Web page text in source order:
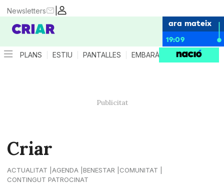
|
Newsletters
ara mateix
19:09
PLANS ESTIU PANTALLES EMBARÀS CRIANÇA
Criar
ACTUALITAT AGENDA BENESTAR
COMUNITAT
CONTINGUT PATROCINAT